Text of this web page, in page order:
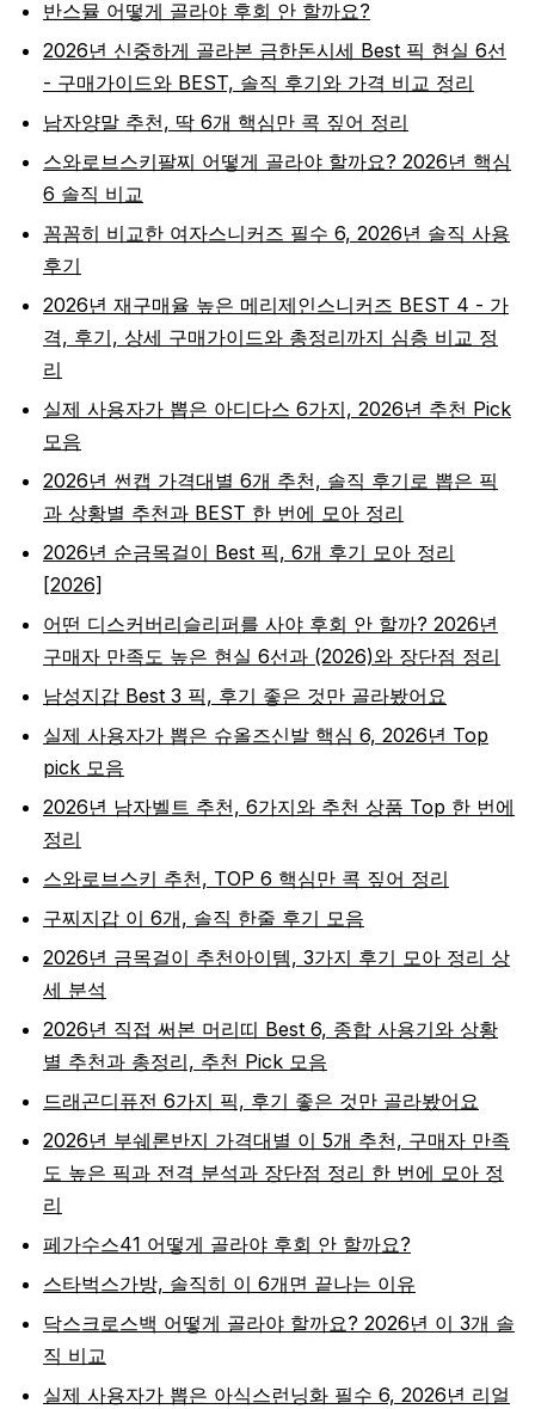
반스뮬 어떻게 골라야 후회 안 할까요?
2026년 신중하게 골라본 금한돈시세 Best 픽 현실 6선
- 구매가이드와 BEST, 솔직 후기와 가격 비교 정리
남자양말 추천, 딱 6개 핵심만 콕 짚어 정리
스와로브스키팔찌 어떻게 골라야 할까요? 2026년 핵심
6 솔직 비교
꼼꼼히 비교한 여자스니커즈 필수 6, 2026년 솔직 사용
후기
2026년 재구매율 높은 메리제인스니커즈 BEST 4 - 가
격, 후기, 상세 구매가이드와 총정리까지 심층 비교 정
리
실제 사용자가 뽑은 아디다스 6가지, 2026년 추천 Pick
모음
2026년 썬캡 가격대별 6개 추천, 솔직 후기로 뽑은 픽
과 상황별 추천과 BEST 한 번에 모아 정리
2026년 순금목걸이 Best 픽, 6개 후기 모아 정리
[2026]
어떤 디스커버리슬리퍼를 사야 후회 안 할까? 2026년
구매자 만족도 높은 현실 6선과 (2026)와 장단점 정리
남성지갑 Best 3 픽, 후기 좋은 것만 골라봤어요
실제 사용자가 뽑은 슈올즈신발 핵심 6, 2026년 Top
pick 모음
2026년 남자벨트 추천, 6가지와 추천 상품 Top 한 번에
정리
스와로브스키 추천, TOP 6 핵심만 콕 짚어 정리
구찌지갑 이 6개, 솔직 한줄 후기 모음
2026년 금목걸이 추천아이템, 3가지 후기 모아 정리 상
세 분석
2026년 직접 써본 머리띠 Best 6, 종합 사용기와 상황
별 추천과 총정리, 추천 Pick 모음
드래곤디퓨전 6가지 픽, 후기 좋은 것만 골라봤어요
2026년 부쉐론반지 가격대별 이 5개 추천, 구매자 만족
도 높은 픽과 전격 분석과 장단점 정리 한 번에 모아 정
리
페가수스41 어떻게 골라야 후회 안 할까요?
스타벅스가방, 솔직히 이 6개면 끝나는 이유
닥스크로스백 어떻게 골라야 할까요? 2026년 이 3개 솔
직 비교
실제 사용자가 뽑은 아식스런닝화 필수 6, 2026년 리얼